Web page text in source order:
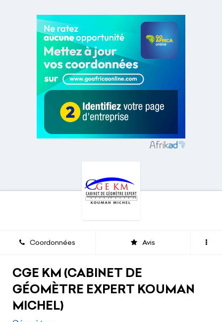
Coordonnées Avis
CGE KM (CABINET DE
GÉOMÈTRE EXPERT KOUMAN
MICHEL)